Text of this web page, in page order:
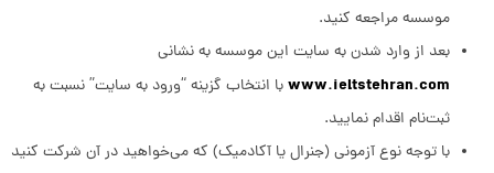
موسسه مراجعه کنید.
بعد از وارد شدن به سایت این موسسه به نشانی
www.ieltstehran.comبا انتخاب گزینه “ورود به سایت” نسبت به
ثبت‌نام اقدام نمایید.
با توجه نوع آزمونی (جنرال یا آکادمیک) که می‌خواهید در آن شرکت کنید